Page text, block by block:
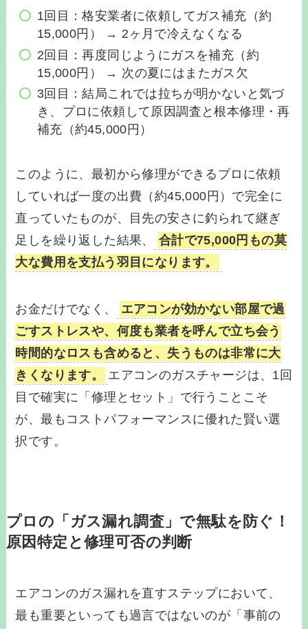
1回目：格安業者に依頼してガス補充（約
15,000円） → 2ヶ月で冷えなくなる
2回目：再度同じようにガスを補充（約
15,000円） → 次の夏にはまたガス欠
3回目：結局これでは拉ちが明かないと気づ
き、プロに依頼して原因調査と根本修理・再
補充（約45,000円）
このように、最初から修理ができるプロに依頼
していれば一度の出費（約45,000円）で完全に
直っていたものが、目先の安さに釣られて継ぎ
足しを繰り返した結果、
合計で75,000円もの莫
大な費用を支払う羽目になります。
お金だけでなく、
エアコンが効かない部屋で過
ごすストレスや、何度も業者を呼んで立ち会う
時間的なロスも含めると、失うものは非常に大
きくなります。
エアコンのガスチャージは、1回
目で確実に「修理とセット」で行うことこそ
が、最もコストパフォーマンスに優れた賢い選
択です。
プロの「ガス漏れ調査」で無駄を防ぐ！
原因特定と修理可否の判断
エアコンのガス漏れを直すステップにおいて、
最も重要といっても過言ではないのが「事前の